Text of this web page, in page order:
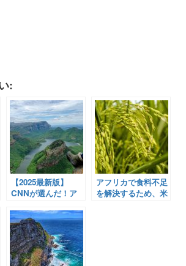
:
【2025最新版】
CNNが選んだ！ア
BEST3をご紹
介！〜エスワティ
ニ・モロッコ・シエ
ラレオネ〜
アフリカで食料不足
を解決するため、米